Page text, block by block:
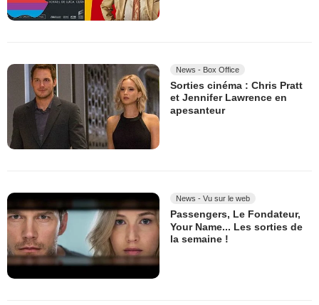
News - Box Office
Sorties cinéma : Chris Pratt
et Jennifer Lawrence en
apesanteur
News - Vu sur le web
Passengers, Le Fondateur,
Your Name... Les sorties de
la semaine !